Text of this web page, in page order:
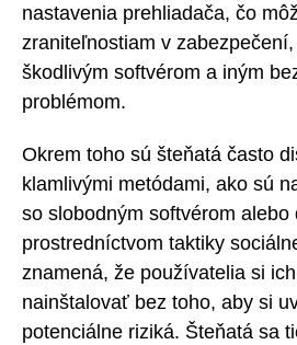
nastavenia prehliadača, čo
zraniteľnostiam v
škodlivým softvérom a iným
problémom.
Okrem toho sú šteňatá často
klamlivými metódami, ako sú
so slobodným softvérom alebo
prostredníctvom taktiky
znamená, že používatelia si
nainštalovať bez toho, aby si
potenciálne riziká. Šteňatá sa